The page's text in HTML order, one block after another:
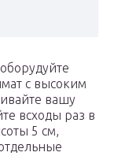
с высоким
вашу
всходы раз в
5 см,